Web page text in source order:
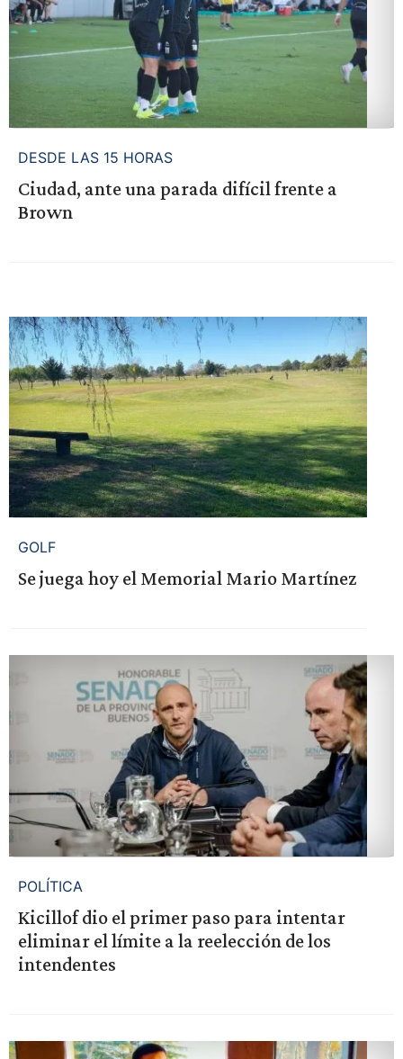
DESDE LAS 15 HORAS
Ciudad, ante una parada difícil frente a
Brown
GOLF
Se juega hoy el Memorial Mario Martínez
POLÍTICA
Kicillof dio el primer paso para intentar
eliminar el límite a la reelección de los
intendentes